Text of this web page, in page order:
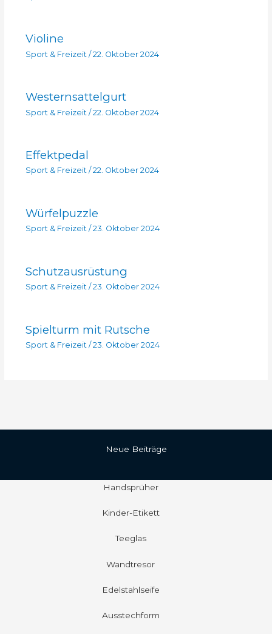
Violine
Sport & Freizeit / 22. Oktober 2024
Westernsattelgurt
Sport & Freizeit /22. Oktober 2024
Effektpedal
Sport & Freizeit/ 22. Oktober 2024
Würfelpuzzle
Sport & Freizeit/ 23. Oktober 2024
Schutzausrüstung
Sport & Freizeit/ 23. Oktober 2024
Spielturm mit Rutsche
Sport & Freizeit / 23. Oktober 2024
Neue Beiträge
Handsprüher
Kinder-Etikett
Teeglas
Wandtresor
Edelstahlseife
Ausstechform